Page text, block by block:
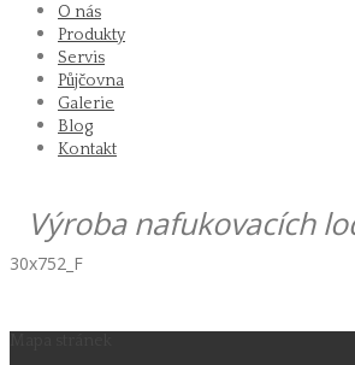
O nás
Produkty
Servis
Půjčovna
Galerie
Blog
Kontakt
Výroba nafukovacích
30x752_F